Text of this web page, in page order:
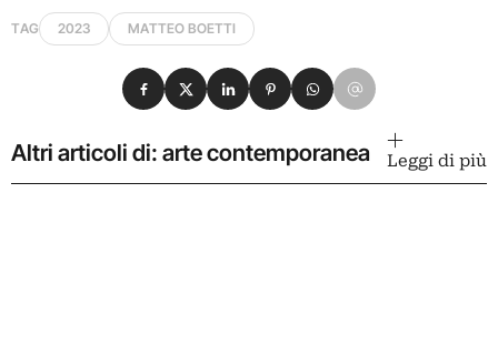
TAG 2023 MATTEO BOETTI
Condividi su Facebook
Condividi su X
Condividi su LinkedIn
Condividi su Pinterest
Condividi su WhatsApp
Condividi su Email
Altri articoli di: arte contemporanea Leggi di più